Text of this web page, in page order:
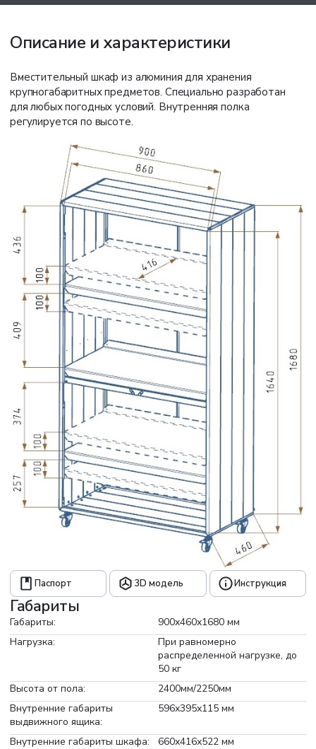
Описание и характеристики
Вместительный шкаф из алюминия для хранения
крупногабаритных предметов. Специально разработан
для любых погодных условий. Внутренняя полка
регулируется по высоте.
Паспорт 3D модель Инструкция
Габариты
Габариты:
900x460x1680 мм
Нагрузка:
При равномерно
распределенной нагрузке, до
50 кг
Высота от пола:
2400мм/2250мм
Внутренние габариты
выдвижного ящика:
596х395х115 мм
Внутренние габариты шкафа:
660х416х522 мм